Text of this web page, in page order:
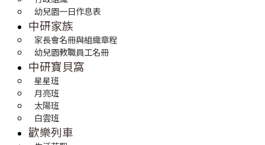
幼兒園一日作息表
中研家族
家長會名冊與組織章程
幼兒園教職員工名冊
中研寶貝窩
星星班
月亮班
太陽班
白雲班
歡樂列車